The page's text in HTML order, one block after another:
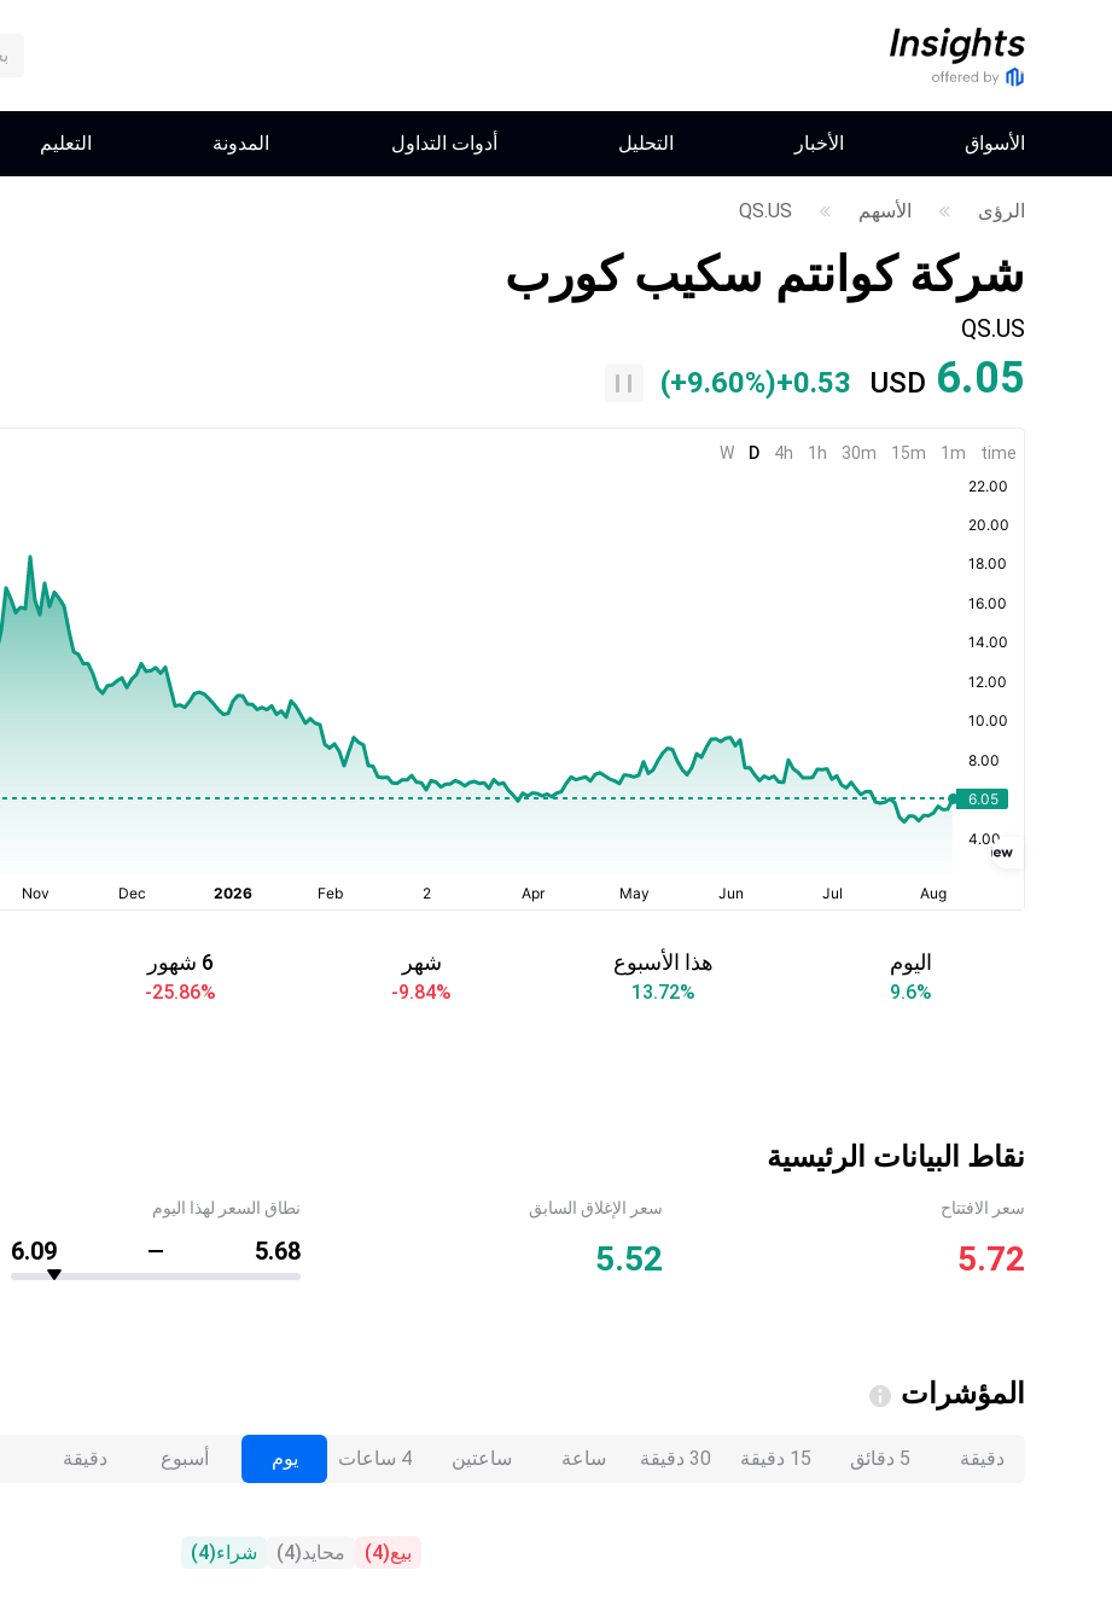
الأسواق الأخبار التحليل أدوات التداول المدونة التعليم
الرؤى الأسهم QS.US
شركة كوانتم سكيب كورب
QS.US
6.05
USD
+0.53
(+9.60%)
time
1m
15m
30m
1h
4h
D
W
اليوم
9.6%
هذا الأسبوع
13.72%
شهر
-9.84%
6 شهور
-25.86%
نقاط البيانات الرئيسية
سعر الافتتاح سعر الإغلاق السابق نطاق السعر لهذا اليوم
5.72
5.52
5.68
6.09
المؤشرات
دقيقة 5 دقائق 15 دقيقة 30 دقيقة ساعة ساعتين 4 ساعات يوم أسبوع دقيقة
بيع(
4
) محايد(
4
) شراء(
4
)